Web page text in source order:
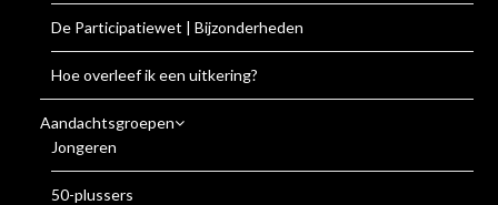
De Participatiewet | Bijzonderheden
Hoe overleef ik een uitkering?
Aandachtsgroepen
Jongeren
50-plussers